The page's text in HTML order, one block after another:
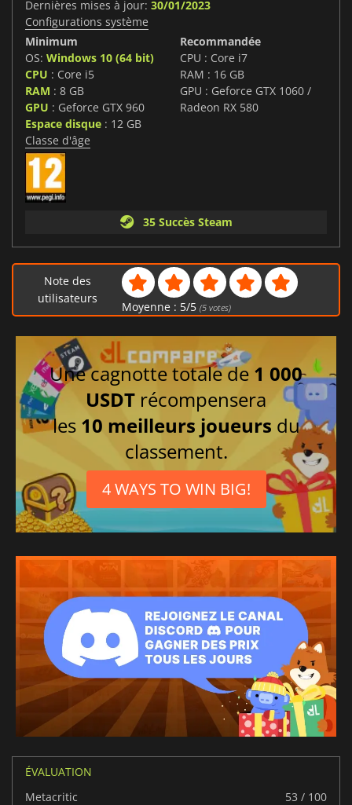
Dernières mises à jour: 30/01/2023
Configurations système
Minimum
OS: Windows 10 (64 bit)
CPU : Core i5
RAM : 8 GB
GPU : Geforce GTX 960
Espace disque : 12 GB
Recommandée
CPU : Core i7
RAM : 16 GB
GPU : Geforce GTX 1060 /
Radeon RX 580
Classe d'âge
35 Succès Steam
Note des
utilisateurs
Moyenne : 5/5 (5votes)
Une cagnotte totale de 1 000
USDT récompensera
les 10 meilleurs joueurs du
classement.
4 WAYS TO WIN BIG!
ÉVALUATION
Metacritic
53 / 100